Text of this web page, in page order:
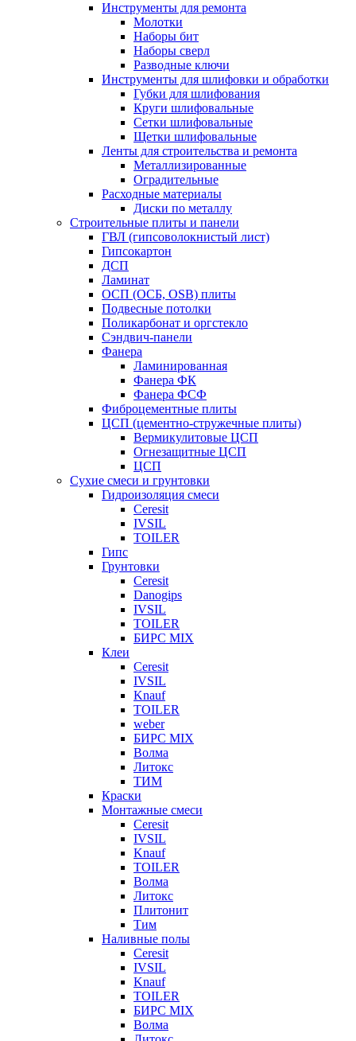
Инструменты для ремонта
Молотки
Наборы бит
Наборы сверл
Разводные ключи
Инструменты для шлифовки и обработки
Губки для шлифования
Круги шлифовальные
Сетки шлифовальные
Щетки шлифовальные
Ленты для строительства и ремонта
Металлизированные
Оградительные
Расходные материалы
Диски по металлу
Строительные плиты и панели
ГВЛ (гипсоволокнистый лист)
Гипсокартон
ДСП
Ламинат
ОСП (ОСБ, OSB) плиты
Подвесные потолки
Поликарбонат и оргстекло
Сэндвич-панели
Фанера
Ламинированная
Фанера ФК
Фанера ФСФ
Фиброцементные плиты
ЦСП (цементно-стружечные плиты)
Вермикулитовые ЦСП
Огнезащитные ЦСП
ЦСП
Сухие смеси и грунтовки
Гидроизоляция смеси
Ceresit
IVSIL
TOILER
Гипс
Грунтовки
Ceresit
Danogips
IVSIL
TOILER
БИРС MIX
Клеи
Ceresit
IVSIL
Knauf
TOILER
weber
БИРС MIX
Волма
Литокс
ТИМ
Краски
Монтажные смеси
Ceresit
IVSIL
Knauf
TOILER
Волма
Литокс
Плитонит
Тим
Наливные полы
Ceresit
IVSIL
Knauf
TOILER
БИРС MIX
Волма